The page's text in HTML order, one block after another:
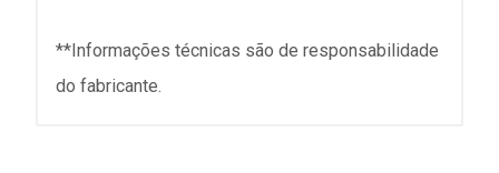
**Informações técnicas são de responsabilidade
do fabricante.